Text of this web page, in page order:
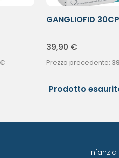
€
GANGLIOFID
39,90 €
Prezzo precedente:
Prodotto
Infanzia